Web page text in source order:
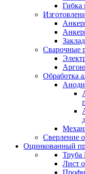
Гибка
Сварочные
Обработка
Сверление
Оцинкованный
Труба
Лист